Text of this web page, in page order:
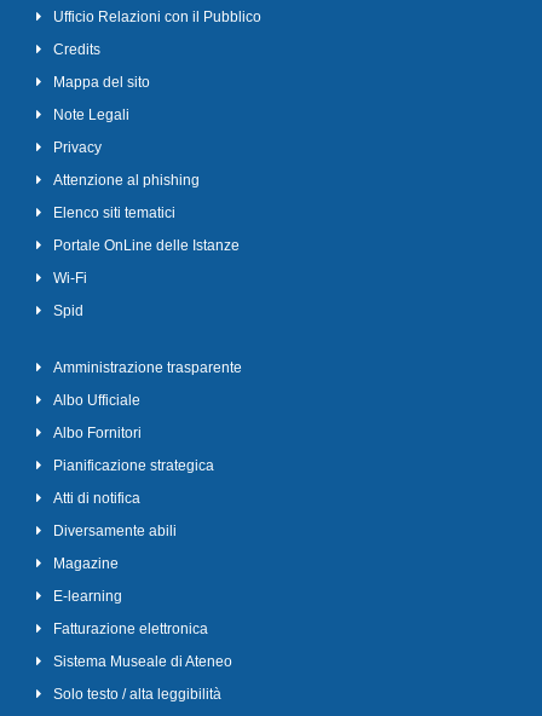
Ufficio Relazioni con il Pubblico
Credits
Mappa del sito
Note Legali
Privacy
Attenzione al phishing
Elenco siti tematici
Portale OnLine delle Istanze
Wi-Fi
Spid
Amministrazione trasparente
Albo Ufficiale
Albo Fornitori
Pianificazione strategica
Atti di notifica
Diversamente abili
Magazine
E-learning
Fatturazione elettronica
Sistema Museale di Ateneo
Solo testo / alta leggibilità